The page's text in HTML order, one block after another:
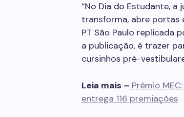
“No Dia do Estudante, a
transforma, abre portas
PT São Paulo replicada
a publicação, é trazer
cursinhos pré-
Leia mais – Prêmio
entrega 116 premiações